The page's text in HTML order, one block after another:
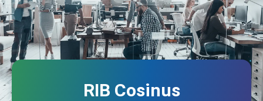
RIB Cosinus